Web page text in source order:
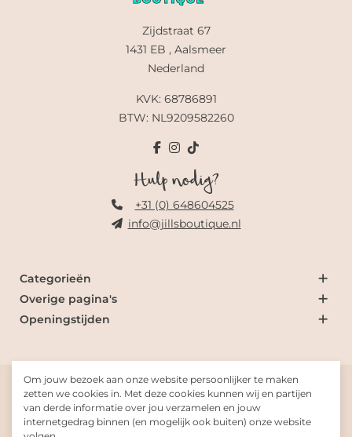
Om jouw bezoek aan onze website persoonlijker te maken
zetten we cookies in. Met deze cookies kunnen wij en partijen
van derde informatie over jou verzamelen en jouw
internetgedrag binnen (en mogelijk ook buiten) onze website
Zijdstraat 67
1431 EB , Aalsmeer
Nederland
KVK: 68786891
BTW: NL9209582260
Hulp nodig?
+31 (0) 648604525
info@jillsboutique.nl
Categorieën
Overige pagina's
Openingstijden
© 2026 Jill's Boutique
Gemaakt met doorFresh-Dev